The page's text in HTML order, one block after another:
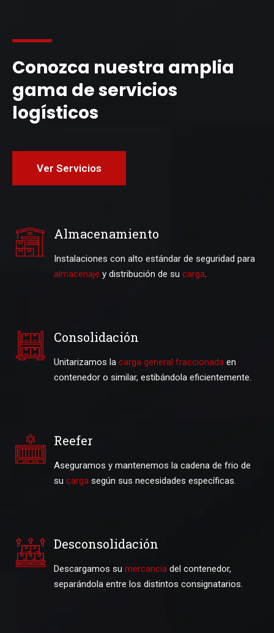
Conozca nuestra amplia
gama de servicios
logísticos
Ver Servicios
Almacenamiento
Instalaciones con alto estándar de seguridad para
almacenaje y distribución de su carga.
Consolidación
Unitarizamos la carga general fraccionada en
contenedor o similar, estibándola eficientemente.
Reefer
Aseguramos y mantenemos la cadena de frio de
su carga según sus necesidades específicas.
Desconsolidación
Descargamos su mercancía del contenedor,
separándola entre los distintos consignatarios.